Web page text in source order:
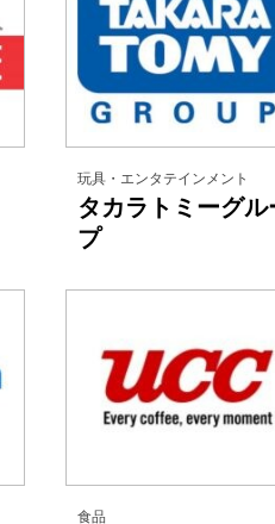
玩具・エンタテインメント
タカラトミーグル
プ
食品